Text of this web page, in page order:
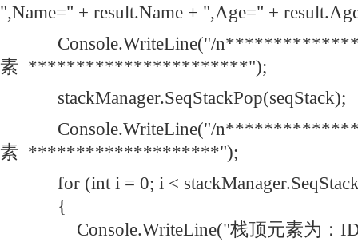
",Name=" + result.Name + ",Age=" +
Console.WriteLine("/
素 ***********************");
stackManager.SeqStackPop(seqStack);
Console.WriteLine("/
素 ********************");
for (int i = 0; i <
{
Console.WriteLine("栈顶元素为：